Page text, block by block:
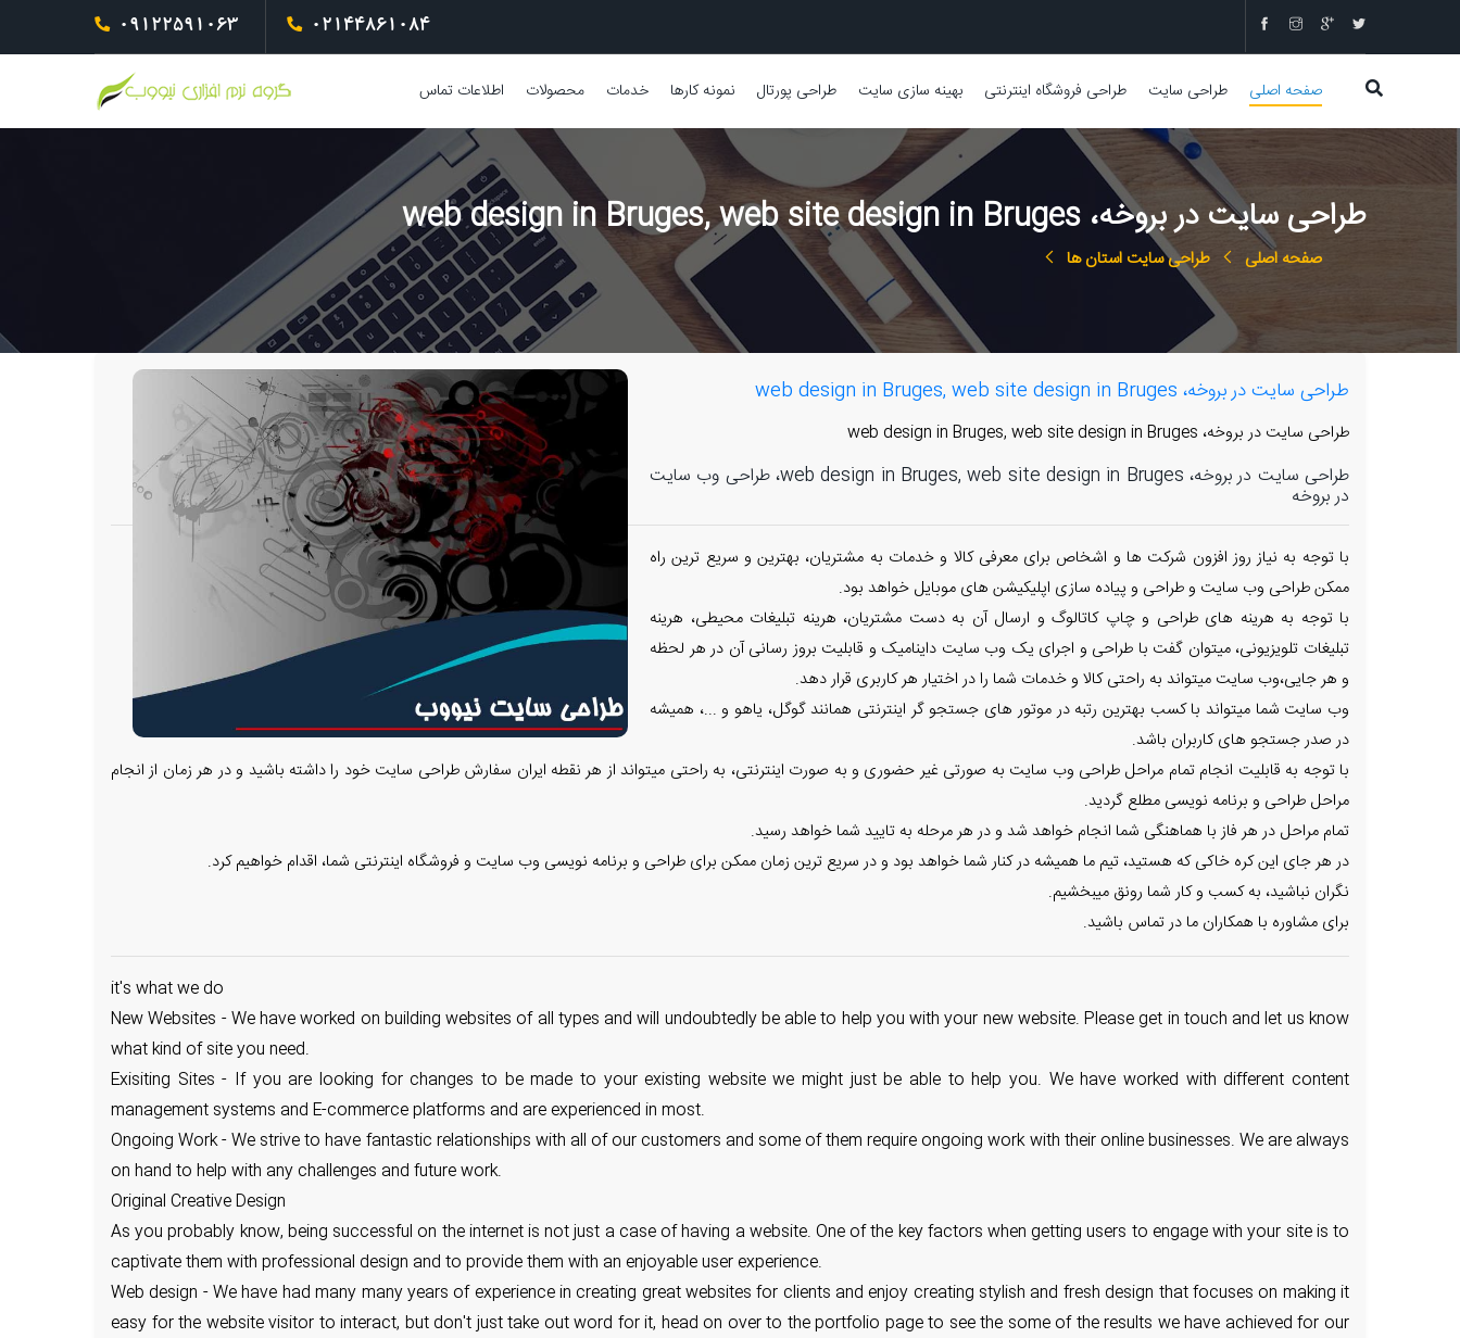
09122591063 02144861084
صفحه اصلی طراحی سایت طراحی فروشگاه اینترنتی بهینه سازی سایت طراحی پورتال نمونه کارها خدمات محصولات اطلاعات تماس
طراحی سایت در بروخه، web design in Bruges, web site design in Bruges
صفحه اصلی طراحی سایت استان ها
طراحی سایت در بروخه، web design in Bruges, web site design in Bruges
طراحی سایت در بروخه، web design in Bruges, web site design in Bruges
طراحی سایت در بروخه، web design in Bruges, web site design in Bruges، طراحی وب سایت
در بروخه
با توجه به نیاز روز افزون شرکت ها و اشخاص برای معرفی کالا و خدمات به مشتریان، بهترین و سریع ترین راه
ممکن طراحی وب سایت و طراحی و پیاده سازی اپلیکیشن های موبایل خواهد بود.
با توجه به هرینه های طراحی و چاپ کاتالوگ و ارسال آن به دست مشتریان، هرینه تبلیغات محیطی، هرینه
تبلیغات تلویزیونی، میتوان گفت با طراحی و اجرای یک وب سایت داینامیک و قابلیت بروز رسانی آن در هر لحظه
و هر جایی،وب سایت میتواند به راحتی کالا و خدمات شما را در اختیار هر کاربری قرار دهد.
وب سایت شما میتواند با کسب بهترین رتبه در موتور های جستجو گر اینترنتی همانند گوگل، یاهو و ...، همیشه
در صدر جستجو های کاربران باشد.
با توجه به قابلیت انجام تمام مراحل طراحی وب سایت به صورتی غیر حضوری و به صورت اینترنتی، به راحتی میتواند از هر نقطه ایران سفارش طراحی سایت خود را داشته باشید و در هر زمان از انجام
مراحل طراحی و برنامه نویسی مطلع گردید.
تمام مراحل در هر فاز با هماهنگی شما انجام خواهد شد و در هر مرحله به تایید شما خواهد رسید.
در هر جای این کره خاکی که هستید، تیم ما همیشه در کنار شما خواهد بود و در سریع ترین زمان ممکن برای طراحی و برنامه نویسی وب سایت و فروشگاه اینترنتی شما، اقدام خواهیم کرد.
نگران نباشید، به کسب و کار شما رونق میبخشیم.
برای مشاوره با همکاران ما در تماس باشید.
it's what we do
New Websites - We have worked on building websites of all types and will undoubtedly be able to help you with your new website. Please get in touch and let us know
what kind of site you need.
Exisiting Sites - If you are looking for changes to be made to your existing website we might just be able to help you. We have worked with different content
management systems and E-commerce platforms and are experienced in most.
Ongoing Work - We strive to have fantastic relationships with all of our customers and some of them require ongoing work with their online businesses. We are always
on hand to help with any challenges and future work.
Original Creative Design
As you probably know, being successful on the internet is not just a case of having a website. One of the key factors when getting users to engage with your site is to
captivate them with professional design and to provide them with an enjoyable user experience.
Web design - We have had many many years of experience in creating great websites for clients and enjoy creating stylish and fresh design that focuses on making it
easy for the website visitor to interact, but don't just take out word for it, head on over to the portfolio page to see the some of the results we have achieved for our